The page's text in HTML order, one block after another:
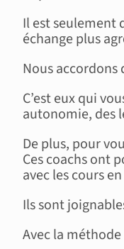
Il est seulement
échange plus
Nous accordons
C’est eux qui
autonomie, des
De plus, pour
Ces coachs ont
avec les cours
Ils sont
Avec la